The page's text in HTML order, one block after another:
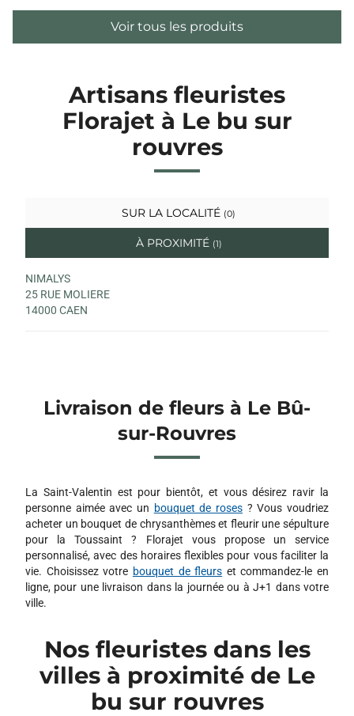
Voir tous les produits
Artisans fleuristes
Florajet à Le bu sur
rouvres
SUR LA LOCALITÉ (0)
À PROXIMITÉ (1)
NIMALYS
25 RUE MOLIERE
14000 CAEN
Livraison de fleurs à Le Bû-
sur-Rouvres
La Saint-Valentin est pour bientôt, et vous désirez ravir la
personne aimée avec un bouquet de roses ? Vous voudriez
acheter un bouquet de chrysanthèmes et fleurir une sépulture
pour la Toussaint ? Florajet vous propose un service
personnalisé, avec des horaires flexibles pour vous faciliter la
vie. Choisissez votre bouquet de fleurs et commandez-le en
ligne, pour une livraison dans la journée ou à J+1 dans votre
ville.
Nos fleuristes dans les
villes à proximité de Le
bu sur rouvres